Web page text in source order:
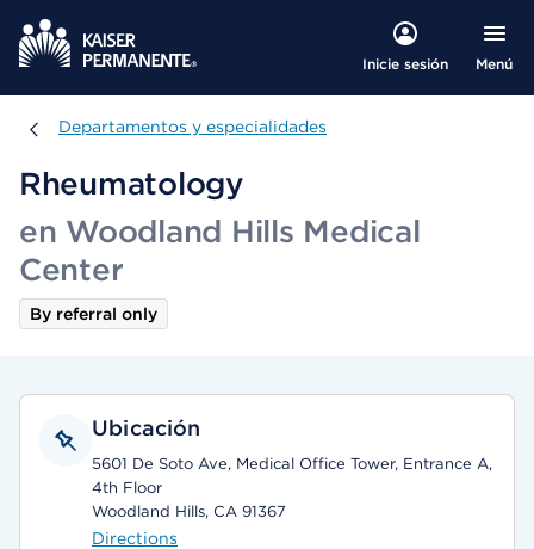
Inicie sesión Menú
Departamentos y especialidades
Departamentos y especialidades
Rheumatology
en Woodland Hills Medical
Center
By referral only
Ubicación
5601 De Soto Ave, Medical Office Tower, Entrance A,
4th Floor
Woodland Hills, CA 91367
Directions